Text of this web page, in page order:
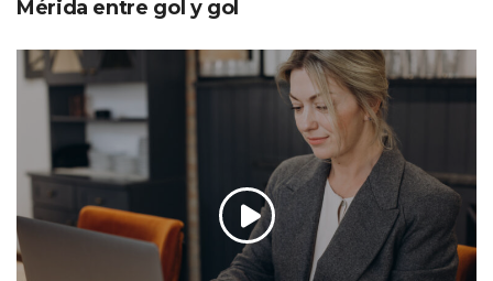
Mérida entre gol y gol